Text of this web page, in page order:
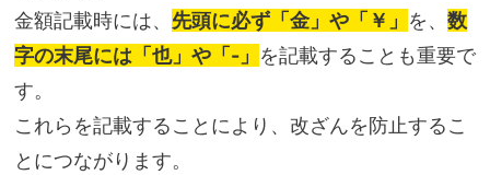
金額記載時には、 先頭に必ず「金」や「￥」 を、 数
字の末尾には「也」や「-」 を記載することも重要で
す。
これらを記載することにより、改ざんを防止するこ
とにつながります。